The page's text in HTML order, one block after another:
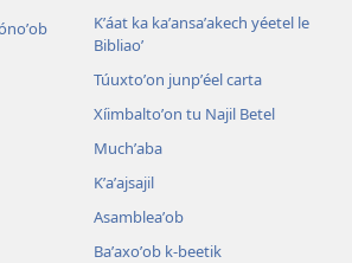
Kʼáat ka kaʼansaʼakech yéetel le
Bibliaoʼ
Túuxtoʼon junpʼéel carta
Xíimbaltoʼon tu Najil Betel
Muchʼaba
Kʼaʼajsajil
Asambleaʼob
Baʼaxoʼob k-beetik